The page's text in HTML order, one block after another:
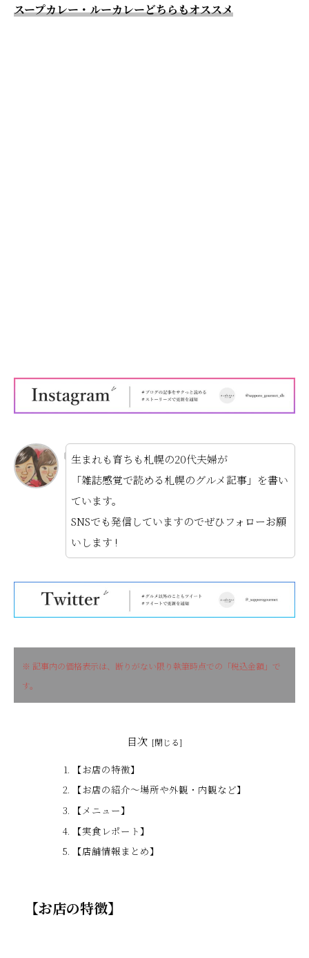
スープカレー・ルーカレーどちらもオススメ
生まれも育ちも札幌の20代夫婦が
「雑誌感覚で読める札幌のグルメ記事」を書い
ています。
SNSでも発信していますのでぜひフォローお願
いします !
※ 記事内の価格表示は、断りがない限り執筆時点での「税込金額」で
す。
目次
【お店の特徴】
【お店の紹介〜場所や外観・内観など】
【メニュー】
【実食レポート】
【店舗情報まとめ】
【お店の特徴】